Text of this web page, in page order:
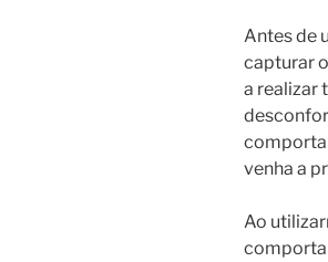
Antes de
capturar
a realizar
venha a
Ao